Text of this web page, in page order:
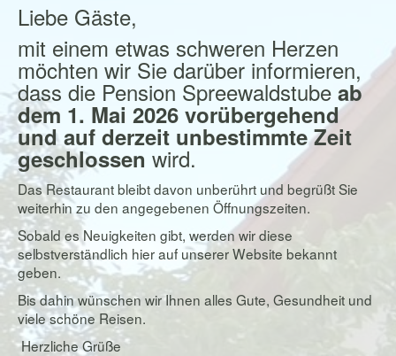
Liebe Gäste,
mit einem etwas schweren Herzen
möchten wir Sie darüber informieren,
dass die Pension Spreewaldstube ab
dem 1. Mai 2026 vorübergehend
und auf derzeit unbestimmte Zeit
geschlossen wird.
Das Restaurant bleibt davon unberührt und begrüßt Sie
weiterhin zu den angegebenen Öffnungszeiten.
Sobald es Neuigkeiten gibt, werden wir diese
selbstverständlich hier auf unserer Website bekannt
geben.
Bis dahin wünschen wir Ihnen alles Gute, Gesundheit und
viele schöne Reisen.
Herzliche Grüße